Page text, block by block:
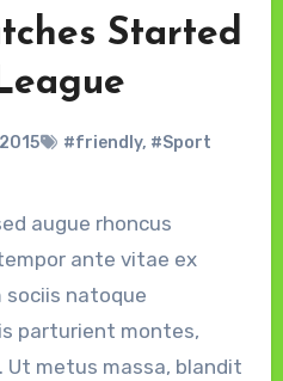
Started
#friendly, #Sport
ante vitae ex
sociis natoque
parturient montes,
Ut metus massa, blandit